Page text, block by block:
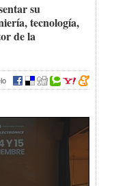
su
tecnología,
de la